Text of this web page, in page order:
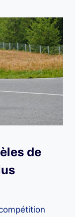
de